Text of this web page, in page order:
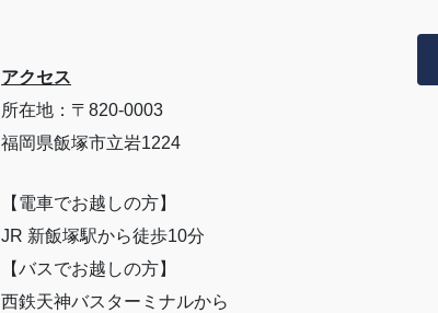
アクセス
所在地：〒820-0003
福岡県飯塚市立岩1224
【電車でお越しの方】
JR 新飯塚駅から徒歩10分
【バスでお越しの方】
西鉄天神バスターミナルから